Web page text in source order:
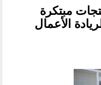
مبتكرة
الأعمال